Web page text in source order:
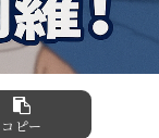
コピー